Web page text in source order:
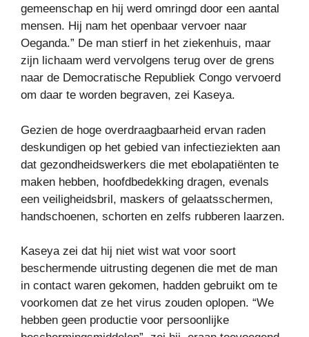
gemeenschap en hij werd omringd door een aantal
mensen. Hij nam het openbaar vervoer naar
Oeganda.” De man stierf in het ziekenhuis, maar
zijn lichaam werd vervolgens terug over de grens
naar de Democratische Republiek Congo vervoerd
om daar te worden begraven, zei Kaseya.
Gezien de hoge overdraagbaarheid ervan raden
deskundigen op het gebied van infectieziekten aan
dat gezondheidswerkers die met ebolapatiënten te
maken hebben, hoofdbedekking dragen, evenals
een veiligheidsbril, maskers of gelaatsschermen,
handschoenen, schorten en zelfs rubberen laarzen.
Kaseya zei dat hij niet wist wat voor soort
beschermende uitrusting degenen die met de man
in contact waren gekomen, hadden gebruikt om te
voorkomen dat ze het virus zouden oplopen. “We
hebben geen productie voor persoonlijke